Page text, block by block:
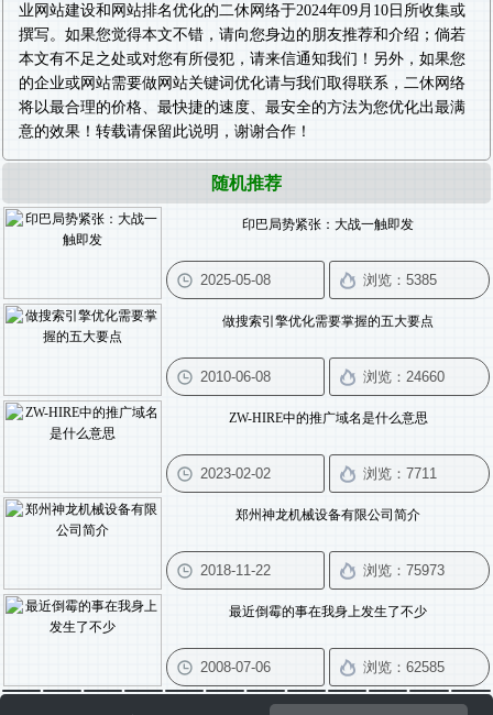
业网站建设和 网站排名优化的二休网络于2024年09月10日所收集或
撰写。如果您觉得本文不错，请向您身边的朋友推荐和介绍；倘若
本文有不足之处或对您有所侵犯，请来信通知我们！另外，如果您
的企业或网站需要做网站关键词优化请与我们取得联系，二休网络
将以最合理的价格、最快捷的速度、最安全的方法为您优化出最满
意的效果！转载请保留此说明，谢谢合作！
随机推荐
印巴局势紧张：大战一触即发
做搜索引擎优化需要掌握的五大要点
ZW-HIRE中的推广域名是什么意思
郑州神龙机械设备有限公司简介
最近倒霉的事在我身上发生了不少